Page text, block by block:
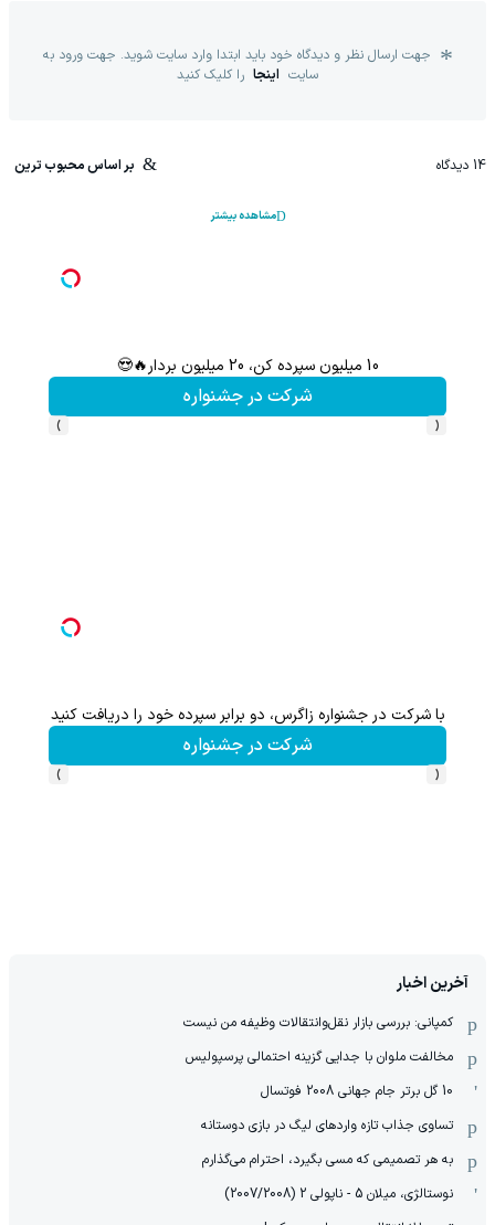
جهت ارسال نظر و دیدگاه خود باید ابتدا وارد سایت شوید. جهت ورود به
سایت اینجا را کلیک کنید
14 دیدگاه بر اساس محبوب ترین
مشاهده بیشتر
شرکت در جشنواره
سرمایه‌اتو توی مدت کم
‹
›
جشنواره زاگرس، دو برابر سپرده خود را دریافت کنید
شرکت در جشنواره
10 میلیون سپرده کن، 20 میلیون بردار🔥😍
‹
›
آخرین اخبار
کمپانی: بررسی بازار نقل‌وانتقالات وظیفه من نیست
مخالفت ملوان با جدایی گزینه احتمالی پرسپولیس
10 گل برتر جام جهانی 2008 فوتسال
تساوی جذاب تازه واردهای لیگ در بازی دوستانه
به هر تصمیمی که مسی بگیرد، احترام می‌گذارم
نوستالژی، میلان 5 - ناپولی 2 (2007/2008)